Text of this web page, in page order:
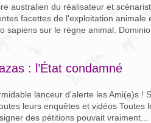
australien du réalisateur et
facettes de l'exploitation animale
sapiens sur le règne animal.
: l’État condamné
lanceur d'alerte les Ami(e)s !
leurs enquêtes et vidéos Toutes
des pétitions pouvait vraiment...